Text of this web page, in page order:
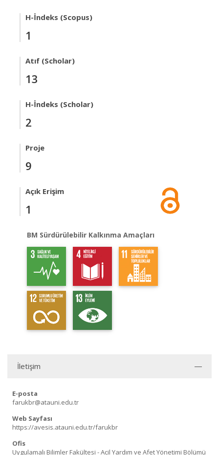
H-İndeks (Scopus)
1
Atıf (Scholar)
13
H-İndeks (Scholar)
2
Proje
9
Açık Erişim
1
BM Sürdürülebilir Kalkınma Amaçları
İletişim
E-posta
farukbr@atauni.edu.tr
Web Sayfası
https://avesis.atauni.edu.tr/farukbr
Ofis
Uygulamalı Bilimler Fakültesi - Acil Yardım ve Afet Yönetimi Bölümü